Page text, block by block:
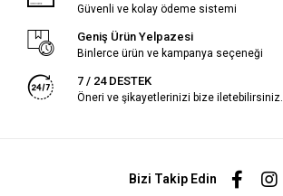
Güvenli ve kolay ödeme sistemi
Geniş Ürün Yelpazesi
Binlerce ürün ve kampanya seçeneği
7 / 24 DESTEK
Öneri ve şikayetlerinizi bize iletebilirsiniz.
Bizi Takip Edin